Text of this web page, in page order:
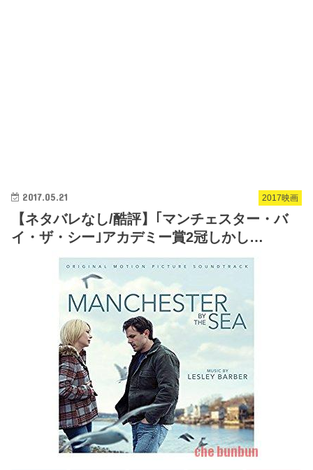
2017映画
2017.05.21
【ネタバレなし/酷評】｢マンチェスター・バ
イ・ザ・シー｣アカデミー賞2冠しかし…